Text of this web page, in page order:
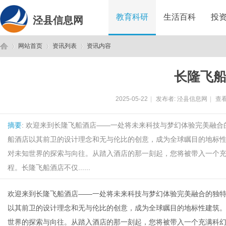
泾县信息网 教育科研 生活百科 投
网站首页 资讯列表 资讯内容
长隆飞
2025-05-22 发布者: 泾县信息网 查
摘要: 欢迎来到长隆飞船酒店——一处将未来科技与梦幻体验完美融
船酒店以其前卫的设计理念和无与伦比的创意，成为全球瞩目的地标
对未知世界的探索与向往。从踏入酒店的那一刻起，您将被带入一个
程。长隆飞船酒店不仅......
欢迎来到 长隆飞船酒店——一处将未来科技与梦幻体验完美融合的独
以其前卫的设计理念和无与伦比的创意，成为全球瞩目的地标性建筑
世界的探索与向往。从踏入酒店的那一刻起，您将被带入一个充满科